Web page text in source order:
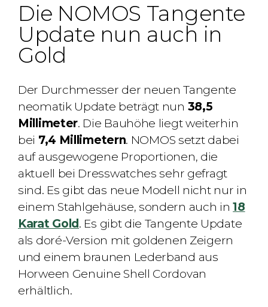
Die NOMOS Tangente
Update nun auch in
Gold
Der Durchmesser der neuen Tangente
neomatik Update beträgt nun 38,5
Millimeter. Die Bauhöhe liegt weiterhin
bei 7,4 Millimetern. NOMOS setzt dabei
auf ausgewogene Proportionen, die
aktuell bei Dresswatches sehr gefragt
sind. Es gibt das neue Modell nicht nur in
einem Stahlgehäuse, sondern auch in18
Karat Gold . Es gibt die Tangente Update
als doré-Version mit goldenen Zeigern
und einem braunen Lederband aus
Horween Genuine Shell Cordovan
erhältlich.